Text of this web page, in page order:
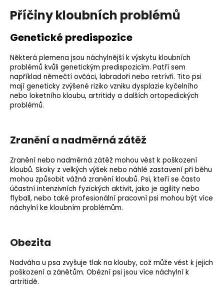
Příčiny kloubních problémů
Genetické predispozice
Některá plemena jsou náchylnější k výskytu kloubních
problémů kvůli genetickým predispozicím. Patří sem
například němečtí ovčáci, labradoři nebo retrívři. Tito psi
mají geneticky zvýšené riziko vzniku dysplazie kyčelního
nebo loketního kloubu, artritidy a dalších ortopedických
problémů.
Zranění a nadměrná zátěž
Zranění nebo nadměrná zátěž mohou vést k poškození
kloubů. Skoky z velkých výšek nebo náhlé zastavení při běhu
mohou způsobit vážná zranění kloubů. Psi, kteří se často
účastní intenzivních fyzických aktivit, jako je agility nebo
flyball, nebo také profesionální pracovní psi mohou být více
náchylní ke kloubním problémům.
Obezita
Nadváha u psa zvyšuje tlak na klouby, což může vést k jejich
poškození a zánětům. Obézní psi jsou více náchylní k
artritidě.